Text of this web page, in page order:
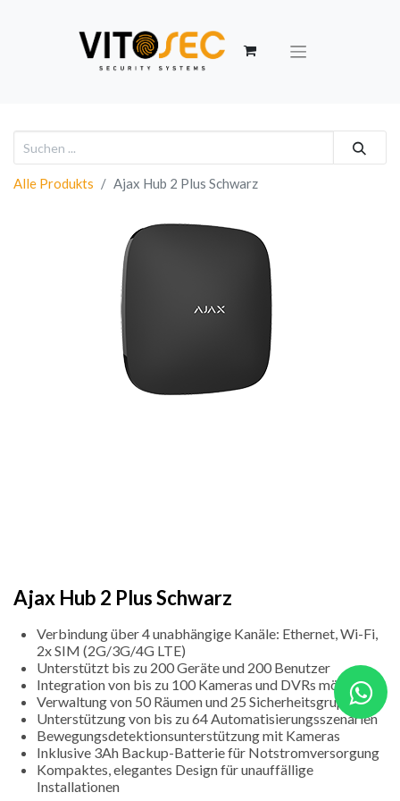
Alle Produkts Ajax Hub 2 Plus Schwarz
Ajax Hub 2 Plus Schwarz
Verbindung über 4 unabhängige Kanäle: Ethernet, Wi-Fi,
2x SIM (2G/3G/4G LTE)
Unterstützt bis zu 200 Geräte und 200 Benutzer
Integration von bis zu 100 Kameras und DVRs möglich
Verwaltung von 50 Räumen und 25 Sicherheitsgruppen
Unterstützung von bis zu 64 Automatisierungsszenarien
Bewegungsdetektionsunterstützung mit Kameras
Inklusive 3Ah Backup-Batterie für Notstromversorgung
Kompaktes, elegantes Design für unauffällige
Installationen